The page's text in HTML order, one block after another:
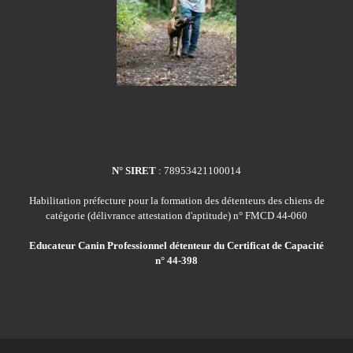
N° SIRET : 78953421100014
Habilitation préfecture pour la formation des détenteurs des chiens de
catégorie (délivrance attestation d'aptitude) n° FMCD 44-060
Educateur Canin Professionnel détenteur du Certificat de Capacité
n° 44-398